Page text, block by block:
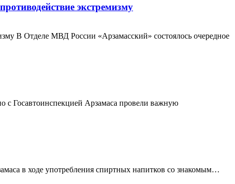
экстремизму
В Отделе МВД России «Арзамасский» состоялось очередное
с Госавтоинспекцией Арзамаса провели важную
в ходе употребления спиртных напитков со знакомым…